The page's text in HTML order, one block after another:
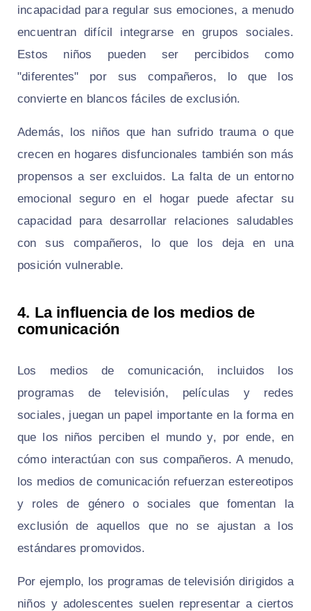
incapacidad para regular sus emociones, a menudo
encuentran difícil integrarse en grupos sociales.
Estos niños pueden ser percibidos como
"diferentes" por sus compañeros, lo que los
convierte en blancos fáciles de exclusión.
Además, los niños que han sufrido trauma o que
crecen en hogares disfuncionales también son más
propensos a ser excluidos. La falta de un entorno
emocional seguro en el hogar puede afectar su
capacidad para desarrollar relaciones saludables
con sus compañeros, lo que los deja en una
posición vulnerable.
4. La influencia de los medios de
comunicación
Los medios de comunicación, incluidos los
programas de televisión, películas y redes
sociales, juegan un papel importante en la forma en
que los niños perciben el mundo y, por ende, en
cómo interactúan con sus compañeros. A menudo,
los medios de comunicación refuerzan estereotipos
y roles de género o sociales que fomentan la
exclusión de aquellos que no se ajustan a los
estándares promovidos.
Por ejemplo, los programas de televisión dirigidos a
niños y adolescentes suelen representar a ciertos